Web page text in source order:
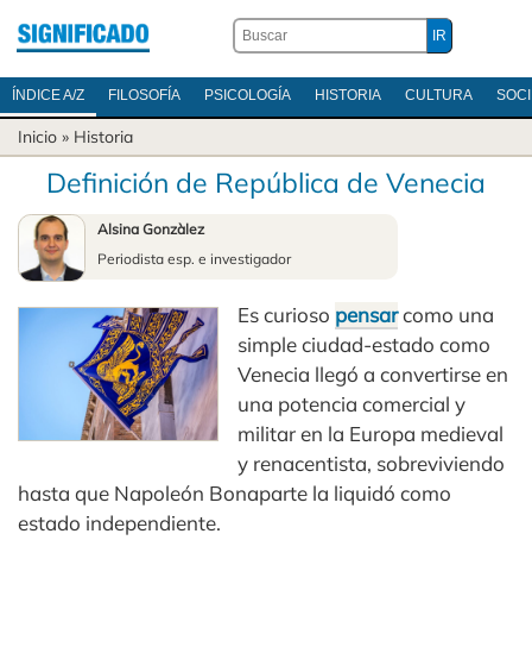
ÍNDICE A/Z FILOSOFÍA PSICOLOGÍA HISTORIA CULTURA
Inicio » Historia
Definición de República de Venecia
Alsina Gonzàlez
Periodista esp. e investigador
Es curioso pensarcomo una
simple ciudad-estado como
Venecia llegó a convertirse en
una potencia comercial y
militar en la Europa medieval
y renacentista, sobreviviendo
hasta que Napoleón Bonaparte la liquidó como
estado independiente.